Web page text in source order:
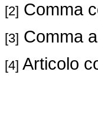
[2] Comma
[3] Comma
[4] Articolo